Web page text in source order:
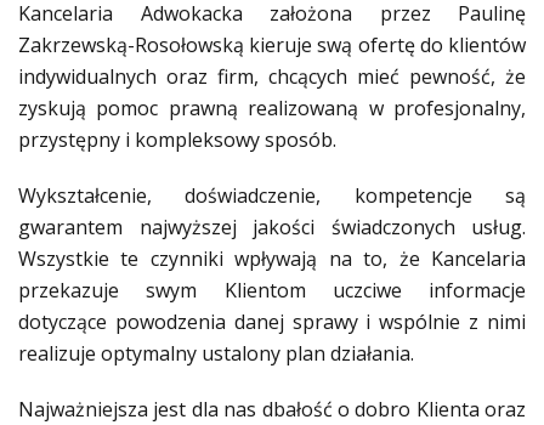
Kancelaria Adwokacka założona przez Paulinę
Zakrzewską-Rosołowską kieruje swą ofertę do klientów
indywidualnych oraz firm, chcących mieć pewność, że
zyskują pomoc prawną realizowaną w profesjonalny,
przystępny i kompleksowy sposób.
Wykształcenie, doświadczenie, kompetencje są
gwarantem najwyższej jakości świadczonych usług.
Wszystkie te czynniki wpływają na to, że Kancelaria
przekazuje swym Klientom uczciwe informacje
dotyczące powodzenia danej sprawy i wspólnie z nimi
realizuje optymalny ustalony plan działania.
Najważniejsza jest dla nas dbałość o dobro Klienta oraz